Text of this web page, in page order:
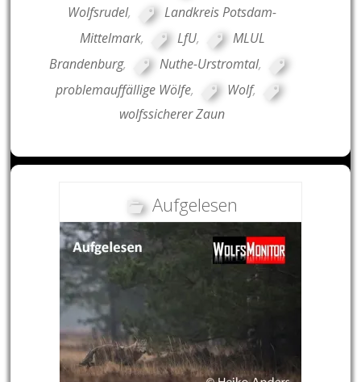
Wolfsrudel,
Landkreis Potsdam-
Mittelmark, LfU,
MLUL
Brandenburg, Nuthe-Urstromtal,
problemauffällige Wölfe, Wolf,
wolfssicherer Zaun
Aufgelesen